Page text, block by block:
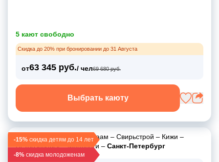
5 кают свободно
Скидка до 20% при бронировании до 31 Августа
от63 345 руб./ чел69 680 руб.
Выбрать каюту
-15% скидка детям до 14 лет
-8% скидка молодоженам
Санкт-Петербург – Валаам – Свирьстрой – Кижи –
Петрозаводск–Мандроги – Санкт-Петербург